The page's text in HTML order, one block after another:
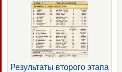
Результаты второго этапа